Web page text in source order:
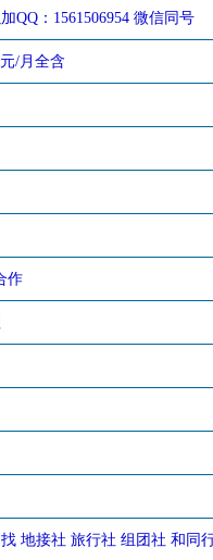
QQ：1561506954 微信同号
/月全含
作
地接社 旅行社 组团社 和同